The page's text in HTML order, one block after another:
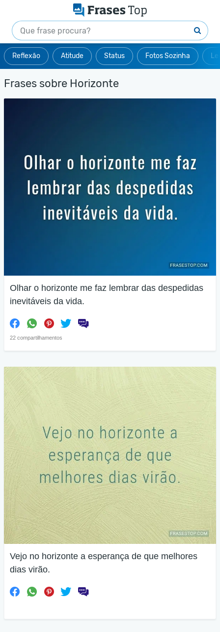
Reflexão Atitude Status Fotos Sozinha
Frases sobre Horizonte
Olhar o horizonte me faz lembrar das despedidas
inevitáveis da vida.
22 compartilhamentos
Vejo no horizonte a esperança de que melhores
dias virão.